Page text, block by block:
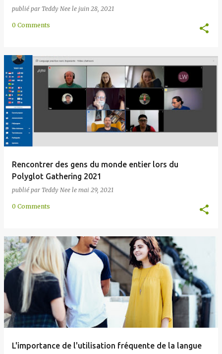
publié par Teddy Nee le juin 28, 2021
0 Comments
Rencontrer des gens du monde entier lors du
Polyglot Gathering 2021
publié par Teddy Nee le mai 29, 2021
0 Comments
L'importance de l'utilisation fréquente de la langue